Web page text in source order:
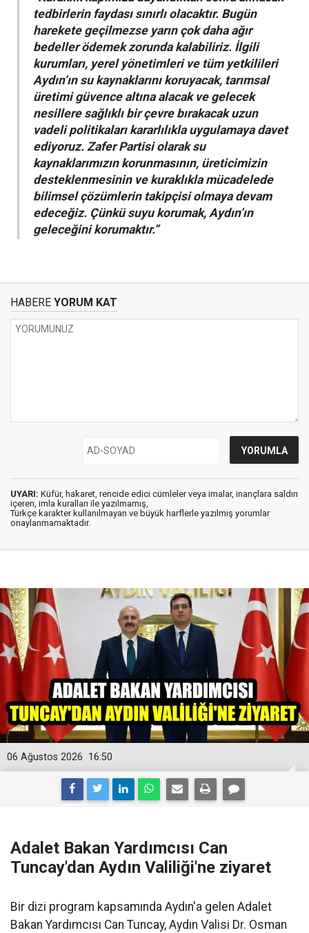
tedbirlerin faydası sınırlı olacaktır. Bugün
harekete geçilmezse yarın çok daha ağır
bedeller ödemek zorunda kalabiliriz. İlgili
kurumları, yerel yönetimleri ve tüm yetkilileri
Aydın’ın su kaynaklarını koruyacak, tarımsal
üretimi güvence altına alacak ve gelecek
nesillere sağlıklı bir çevre bırakacak uzun
vadeli politikaları kararlılıkla uygulamaya davet
ediyoruz. Zafer Partisi olarak su
kaynaklarımızın korunmasının, üreticimizin
desteklenmesinin ve kuraklıkla mücadelede
bilimsel çözümlerin takipçisi olmaya devam
edeceğiz. Çünkü suyu korumak, Aydın’ın
geleceğini korumaktır.”
HABERE YORUM KAT
UYARI: Küfür, hakaret, rencide edici cümleler veya imalar, inançlara saldırı
içeren, imla kuralları ile yazılmamış,
Türkçe karakter kullanılmayan ve büyük harflerle yazılmış yorumlar
onaylanmamaktadır.
16:50
06 Ağustos 2026
Adalet Bakan Yardımcısı Can
Tuncay'dan Aydın Valiliği'ne ziyaret
Bir dizi program kapsamında Aydın'a gelen Adalet
Bakan Yardımcısı Can Tuncay, Aydın Valisi Dr. Osman